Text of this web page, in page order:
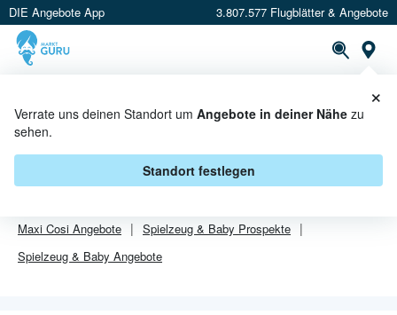
DIE Angebote App 3.807.577 Flugblätter & Angebote
Verrate uns deinen Standort um Angebote in deiner Nähe zu
sehen.
Standort festlegen
×
MAXI COSI ANGEBOTE IN TELFS
VonMaxi Cosisind in Telfs leider alle Angebebote abgelaufen.
Maxi Cosi Angebote Spielzeug & Baby Prospekte
Spielzeug & Baby Angebote